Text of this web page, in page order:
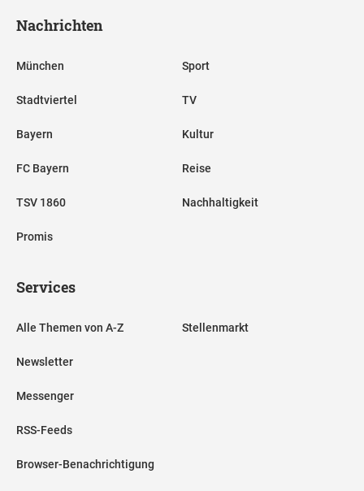
Nachrichten
München
Stadtviertel
Bayern
FC Bayern
TSV 1860
Promis
Sport
TV
Kultur
Reise
Nachhaltigkeit
Services
Alle Themen von A-Z
Newsletter
Messenger
RSS-Feeds
Browser-Benachrichtigung
Stellenmarkt